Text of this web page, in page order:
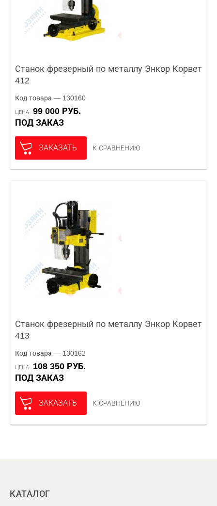
Станок фрезерный по металлу Энкор Корвет
412
Код товара — 130160
ЦЕНА
99 000 РУБ.
ПОД ЗАКАЗ
ЗАКАЗАТЬ К СРАВНЕНИЮ
Станок фрезерный по металлу Энкор Корвет
413
Код товара — 130162
ЦЕНА
108 350 РУБ.
ПОД ЗАКАЗ
ЗАКАЗАТЬ К СРАВНЕНИЮ
КАТАЛОГ